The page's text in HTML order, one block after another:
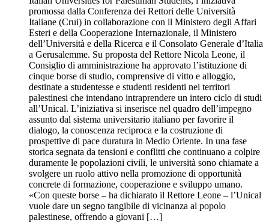
promossa dalla Conferenza dei Rettori delle Università
Italiane (Crui) in collaborazione con il Ministero degli Affari
Esteri e della Cooperazione Internazionale, il Ministero
dell’Università e della Ricerca e il Consolato Generale d’Italia
a Gerusalemme. Su proposta del Rettore Nicola Leone, il
Consiglio di amministrazione ha approvato l’istituzione di
cinque borse di studio, comprensive di vitto e alloggio,
destinate a studentesse e studenti residenti nei territori
palestinesi che intendano intraprendere un intero ciclo di studi
all’Unical. L’iniziativa si inserisce nel quadro dell’impegno
assunto dal sistema universitario italiano per favorire il
dialogo, la conoscenza reciproca e la costruzione di
prospettive di pace duratura in Medio Oriente. In una fase
storica segnata da tensioni e conflitti che continuano a colpire
duramente le popolazioni civili, le università sono chiamate a
svolgere un ruolo attivo nella promozione di opportunità
concrete di formazione, cooperazione e sviluppo umano.
«Con queste borse – ha dichiarato il Rettore Leone – l’Unical
vuole dare un segno tangibile di vicinanza al popolo
palestinese, offrendo a giovani […]